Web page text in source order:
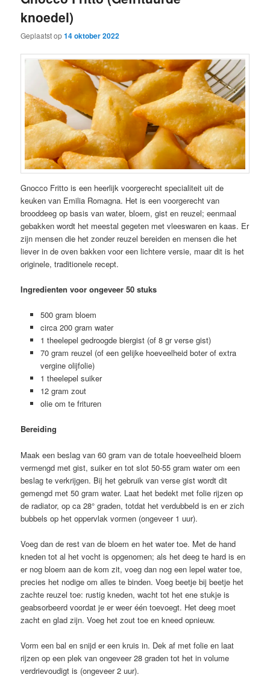
knoedel)
Geplaatst op14 oktober 2022
Gnocco Fritto is een heerlijk voorgerecht specialiteit uit de
keuken van Emilia Romagna. Het is een voorgerecht van
brooddeeg op basis van water, bloem, gist en reuzel; eenmaal
gebakken wordt het meestal gegeten met vleeswaren en kaas. Er
zijn mensen die het zonder reuzel bereiden en mensen die het
liever in de oven bakken voor een lichtere versie, maar dit is het
originele, traditionele recept.
Ingredienten voor ongeveer 50 stuks
500 gram bloem
circa 200 gram water
1 theelepel gedroogde biergist (of 8 gr verse gist)
70 gram reuzel (of een gelijke hoeveelheid boter of extra
vergine olijfolie)
1 theelepel suiker
12 gram zout
olie om te frituren
Bereiding
Maak een beslag van 60 gram van de totale hoeveelheid bloem
vermengd met gist, suiker en tot slot 50-55 gram water om een
beslag te verkrijgen. Bij het gebruik van verse gist wordt dit
gemengd met 50 gram water. Laat het bedekt met folie rijzen op
de radiator, op ca 28° graden, totdat het verdubbeld is en er zich
bubbels op het oppervlak vormen (ongeveer 1 uur).
Voeg dan de rest van de bloem en het water toe. Met de hand
kneden tot al het vocht is opgenomen; als het deeg te hard is en
er nog bloem aan de kom zit, voeg dan nog een lepel water toe,
precies het nodige om alles te binden. Voeg beetje bij beetje het
zachte reuzel toe: rustig kneden, wacht tot het ene stukje is
geabsorbeerd voordat je er weer één toevoegt. Het deeg moet
zacht en glad zijn. Voeg het zout toe en kneed opnieuw.
Vorm een bal en snijd er een kruis in. Dek af met folie en laat
rijzen op een plek van ongeveer 28 graden tot het in volume
verdrievoudigt is (ongeveer 2 uur).